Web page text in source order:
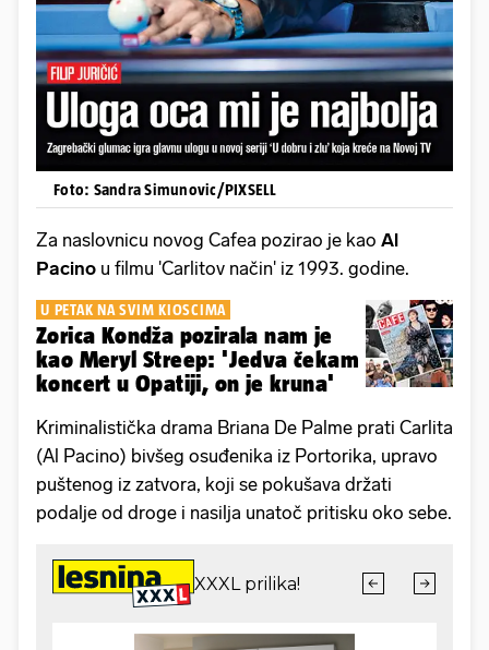
Foto: Sandra Simunovic/PIXSELL
Za naslovnicu novog Cafea pozirao je kao Al
Pacino u filmu 'Carlitov način' iz 1993. godine.
U PETAK NA SVIM KIOSCIMA
Zorica Kondža pozirala nam je
kao Meryl Streep: 'Jedva čekam
koncert u Opatiji, on je kruna'
Kriminalistička drama Briana De Palme prati Carlita
(Al Pacino) bivšeg osuđenika iz Portorika, upravo
puštenog iz zatvora, koji se pokušava držati
podalje od droge i nasilja unatoč pritisku oko sebe.